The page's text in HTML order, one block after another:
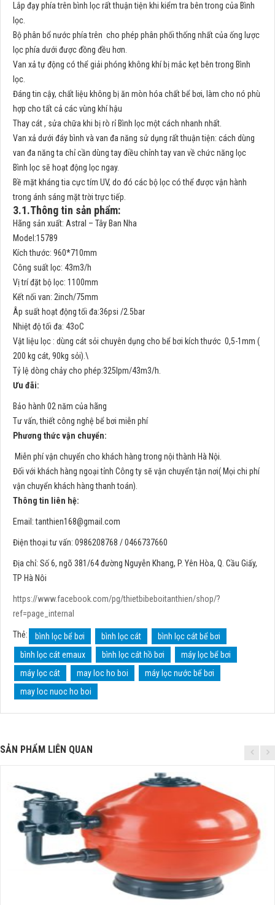
Lắp đạy phía trên bình lọc rất thuận tiện khi kiểm tra bên trong của Bình
lọc.
Bộ phân bổ nước phía trên cho phép phân phối thống nhất của ống lược
lọc phía dưới được đồng đều hơn.
Van xả tự động có thể giải phóng không khí bị mắc kẹt bên trong Bình
lọc.
Đáng tin cậy, chất liệu không bị ăn mòn hóa chất bể bơi, làm cho nó phù
hợp cho tất cả các vùng khí hậu
Thay cát , sửa chữa khi bị rò rỉ Bình lọc một cách nhanh nhất.
Van xả dưới đáy bình và van đa năng sử dụng rất thuận tiện: cách dùng
van đa năng ta chỉ cần dùng tay điều chỉnh tay van về chức năng lọc
Bình lọc sẽ hoạt động lọc ngay.
Bề mặt kháng tia cực tím UV, do đó các bộ lọc có thể được vận hành
trong ánh sáng mặt trời trực tiếp.
3.1.Thông tin sản phẩm:
Hãng sản xuất: Astral – Tây Ban Nha
Model:15789
Kích thước: 960*710mm
Công suất lọc: 43m3/h
Vị trí đặt bộ lọc: 1100mm
Kết nối van: 2inch/75mm
Âp suất hoạt động tối đa:36psi /2.5bar
Nhiệt độ tối đa: 43oC
Vật liệu lọc : dùng cát sỏi chuyên dụng cho bể bơi kích thước 0,5-1mm (
200 kg cát, 90kg sỏi).\
Tỷ lệ dòng chảy cho phép:325lpm/43m3/h.
Ưu đãi:
Bảo hành 02 năm của hãng
Tư vấn, thiết công nghệ bể bơi miễn phí
Phương thức vận chuyển:
Miễn phí vận chuyển cho khách hàng trong nội thành Hà Nội.
Đối với khách hàng ngoại tỉnh Công ty sẽ vận chuyển tận nơi( Mọi chi phí
vận chuyển khách hàng thanh toán).
Thông tin liên hệ:
Email:tanthien168@gmail.com
Điện thoại tư vấn: 0986208768 / 0466737660
Địa chỉ: Số 6, ngõ 381/64 đường Nguyễn Khang, P. Yên Hòa, Q. Cầu Giấy,
TP Hà Nôi
https://www.facebook.com/pg/thietbibeboitanthien/shop/?
ref=page_internal
Thẻ: bình lọc bể bơi bình lọc cát
bình lọc cát bể bơi
bình lọc cát emaux
bình lọc cát hồ bơi
máy lọc bể bơi
máy lọc cát
may loc ho boi
máy lọc nước bể bơi
may loc nuoc ho boi
SẢN PHẨM LIÊN QUAN